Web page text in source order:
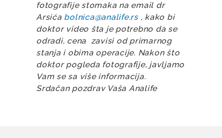
fotografije stomaka na email dr
Arsića bolnica@analife.rs, kako bi
doktor video šta je potrebno da se
odradi, cena zavisi od primarnog
stanja i obima operacije. Nakon što
doktor pogleda fotografije, javljamo
Vam se sa više informacija.
Srdačan pozdrav Vaša Analife